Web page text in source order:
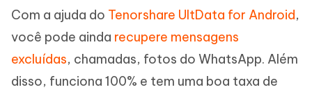
Com a ajuda do Tenorshare UltData for Android,
você pode ainda recupere mensagens
excluídas, chamadas, fotos do WhatsApp. Além
disso, funciona 100% e tem uma boa taxa de